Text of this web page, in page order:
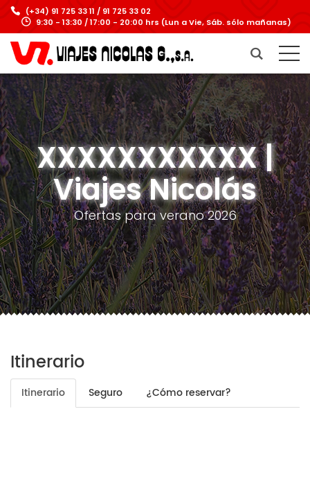
(+34) 91 725 33 11 / 91 725 33 02
9:30 - 13:30 / 17:00 - 20:00 hrs (Lun a Vie, Sáb. sólo mañanas)
XXXXXXXXXXX |
Viajes Nicolás
Ofertas para verano 2026
Itinerario
Itinerario Seguro ¿Cómo reservar?